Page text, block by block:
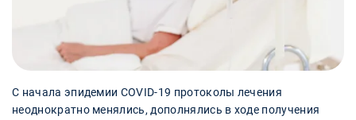
С начала эпидемии COVID-19 протоколы лечения
неоднократно менялись, дополнялись в ходе получения